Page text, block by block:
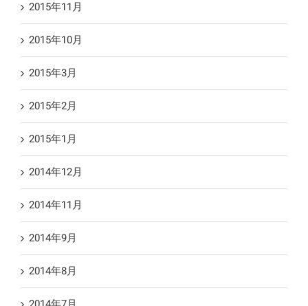
2015年11月
2015年10月
2015年3月
2015年2月
2015年1月
2014年12月
2014年11月
2014年9月
2014年8月